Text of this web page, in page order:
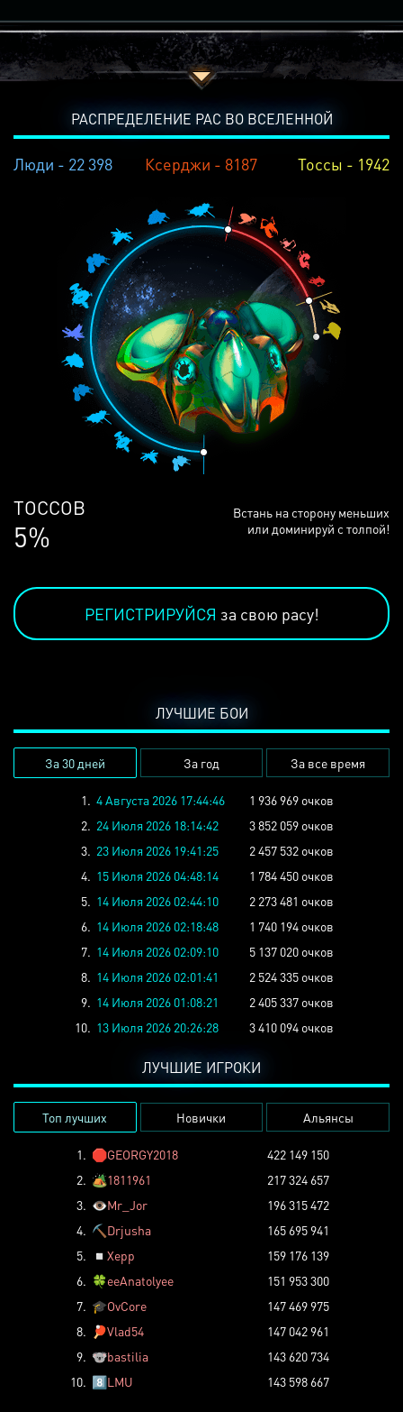
РАСПРЕДЕЛЕНИЕ РАС ВО ВСЕЛЕННОЙ
Люди - 22 398 Ксерджи - 8187 Тоссы - 1942
ЛЮДЕЙ
68%
Встань на сторону меньших
или доминируй с толпой!
РЕГИСТРИРУЙСЯ за свою расу!
ЛУЧШИЕ БОИ
За 30 дней За год За все время
1. 4 Августа 2026 17:44:46
1 936 969 очков
2. 24 Июля 2026 18:14:42
3 852 059 очков
3. 23 Июля 2026 19:41:25
2 457 532 очков
4. 15 Июля 2026 04:48:14
1 784 450 очков
5. 14 Июля 2026 02:44:10
2 273 481 очков
6. 14 Июля 2026 02:18:48
1 740 194 очков
7. 14 Июля 2026 02:09:10
5 137 020 очков
8. 14 Июля 2026 02:01:41
2 524 335 очков
9. 14 Июля 2026 01:08:21
2 405 337 очков
10. 13 Июля 2026 20:26:28 3 410 094 очков
ЛУЧШИЕ ИГРОКИ
Топ лучших Новички Альянсы
1. 🛑GEORGY2018
422 149 150
2. 🏕️1811961
217 324 657
3. 👁️Mr_Jor
196 315 472
4. ⛏️ Drjusha
165 695 941
5.
◽ Xepp
159 176 139
6. 🍀eeAnatolyee
151 953 300
7. 🎓OvCore
147 469 975
8.
🏓Vlad54
147 042 961
9. 🐨bastilia
143 620 734
10. 8️⃣LMU 143 598 667